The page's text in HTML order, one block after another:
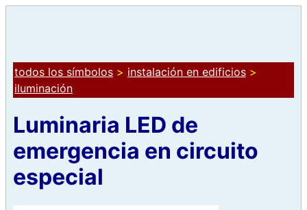
todos los símbolos > instalación en edificios >
iluminación
Luminaria LED de
emergencia en circuito
especial